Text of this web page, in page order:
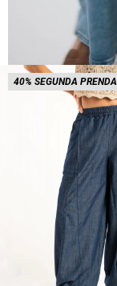
40% SEGUNDA PRENDA